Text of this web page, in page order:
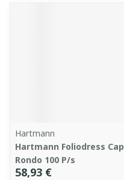
Hartmann
Hartmann Foliodress Cap
Rondo 100 P/s
58,93 €